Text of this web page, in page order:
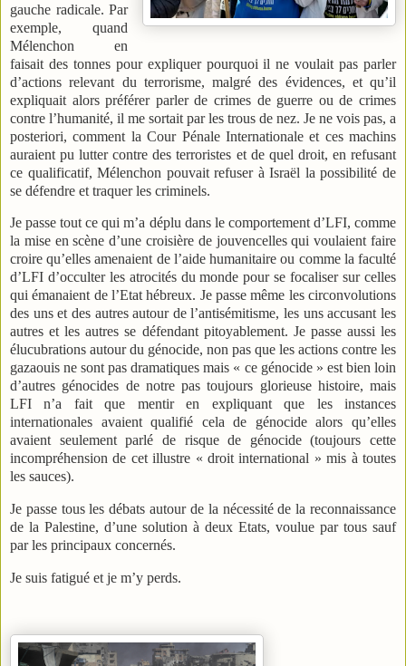
gauche radicale. Par
exemple, quand
Mélenchon en
faisait des tonnes pour expliquer pourquoi il ne voulait pas parler
d’actions relevant du terrorisme, malgré des évidences, et qu’il
expliquait alors préférer parler de crimes de guerre ou de crimes
contre l’humanité, il me sortait par les trous de nez. Je ne vois pas, a
posteriori, comment la Cour Pénale Internationale et ces machins
auraient pu lutter contre des terroristes et de quel droit, en refusant
ce qualificatif, Mélenchon pouvait refuser à Israël la possibilité de
se défendre et traquer les criminels.
Je passe tout ce qui m’a déplu dans le comportement d’LFI, comme
la mise en scène d’une croisière de jouvencelles qui voulaient faire
croire qu’elles amenaient de l’aide humanitaire ou comme la faculté
d’LFI d’occulter les atrocités du monde pour se focaliser sur celles
qui émanaient de l’Etat hébreux. Je passe même les circonvolutions
des uns et des autres autour de l’antisémitisme, les uns accusant les
autres et les autres se défendant pitoyablement. Je passe aussi les
élucubrations autour du génocide, non pas que les actions contre les
gazaouis ne sont pas dramatiques mais « ce génocide » est bien loin
d’autres génocides de notre pas toujours glorieuse histoire, mais
LFI n’a fait que mentir en expliquant que les instances
internationales avaient qualifié cela de génocide alors qu’elles
avaient seulement parlé de risque de génocide (toujours cette
incompréhension de cet illustre « droit international » mis à toutes
les sauces).
Je passe tous les débats autour de la nécessité de la reconnaissance
de la Palestine, d’une solution à deux Etats, voulue par tous sauf
par les principaux concernés.
Je suis fatigué et je m’y perds.